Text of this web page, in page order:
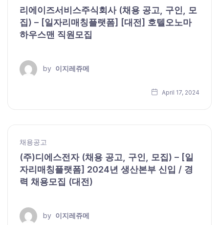
리에이즈서비스주식회사 (채용 공고, 구인, 모
집) – [일자리매칭플랫폼] [대전] 호텔오노마
하우스맨 직원모집
by 이지레쥬메
April 17, 2024
채용공고
(주)디에스전자 (채용 공고, 구인, 모집) – [일
자리매칭플랫폼] 2024년 생산본부 신입 / 경
력 채용모집 (대전)
by 이지레쥬메